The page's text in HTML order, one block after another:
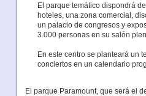
El parque temático dispondrá
hoteles, una zona comercial,
un palacio de congresos y
3.000 personas en su salón
En este centro se planteará un
conciertos en un calendario
El parque Paramount, que será el